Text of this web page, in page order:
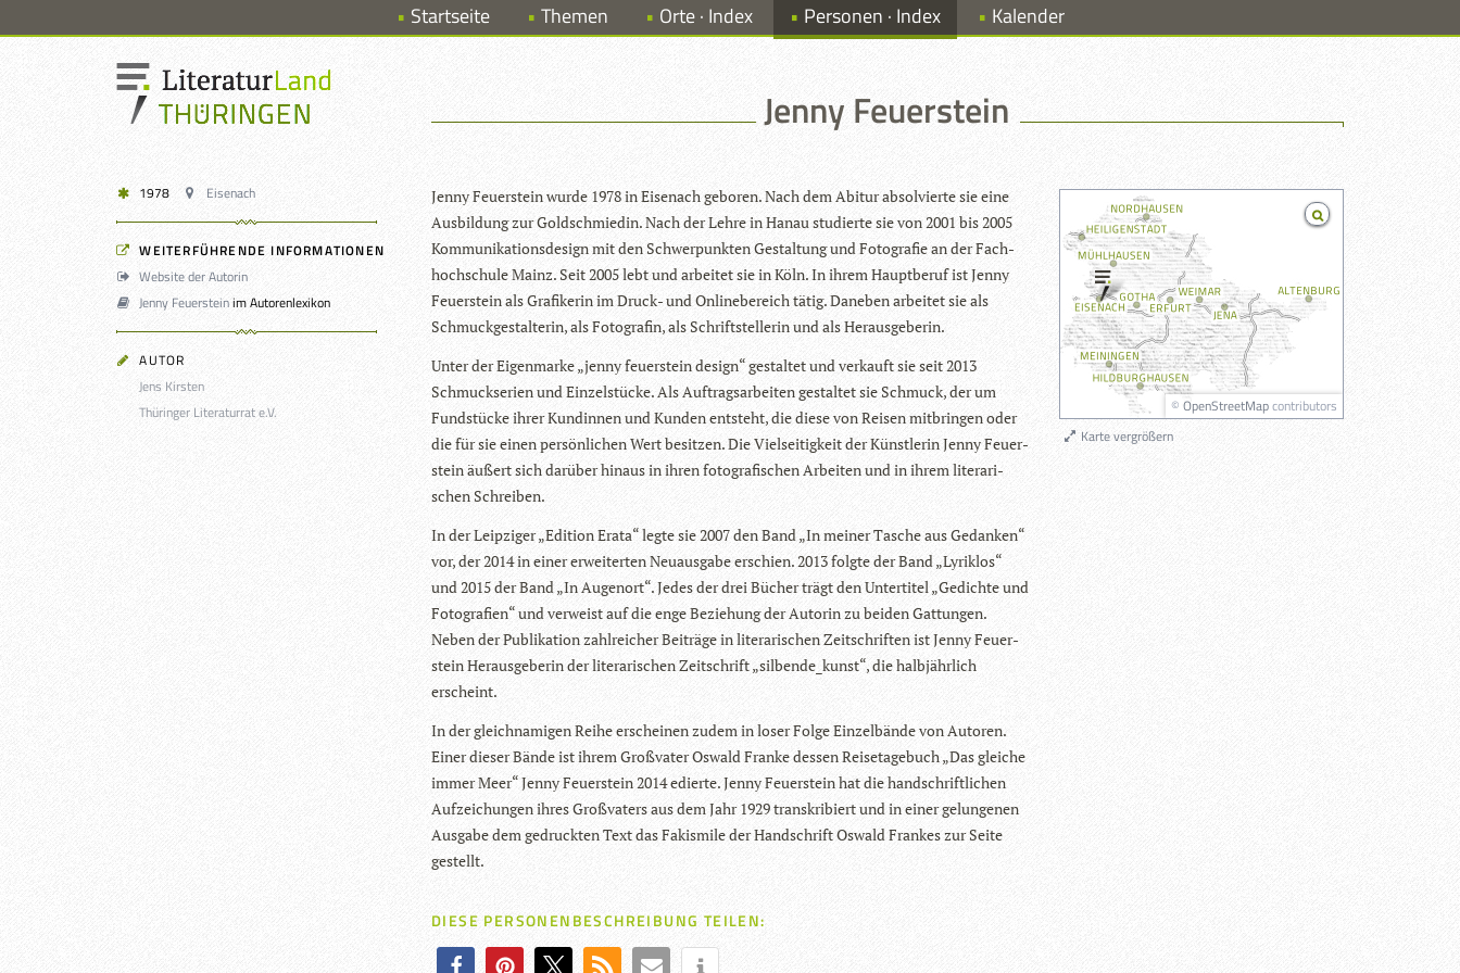
Startseite Themen Orte · Index Personen · Index Kalender
Jenny Feuerstein
1978 Eisenach
WEITERFÜHRENDE INFORMATIONEN
Website der Autorin
Jenny Feuersteinim Autorenlexikon
AUTOR
Jens Kirsten
Thüringer Literaturrat e.V.
Jenny Feu­er­stein wurde 1978 in Eisen­ach gebo­ren. Nach dem Abitur absol­vierte sie eine
Aus­bil­dung zur Gold­schmie­din. Nach der Lehre in Hanau stu­dierte sie von 2001 bis 2005
Kom­mu­ni­ka­ti­ons­de­sign mit den Schwer­punk­ten Gestal­tung und Foto­gra­fie an der Fach­
hoch­schule Mainz. Seit 2005 lebt und arbei­tet sie in Köln. In ihrem Haupt­be­ruf ist Jenny
Feu­er­stein als Gra­fi­ke­rin im Druck- und Online­be­reich tätig. Dane­ben arbei­tet sie als
Schmuck­ge­stal­te­rin, als Foto­gra­fin, als Schrift­stel­le­rin und als Herausgeberin.
Unter der Eigen­marke „jenny feu­er­stein design“ gestal­tet und ver­kauft sie seit 2013
Schmuck­se­rien und Ein­zel­stü­cke. Als Auf­trags­ar­bei­ten gestal­tet sie Schmuck, der um
Fund­stü­cke ihrer Kun­din­nen und Kun­den ent­steht, die diese von Rei­sen mit­brin­gen oder
die für sie einen per­sön­li­chen Wert besit­zen. Die Viel­sei­tig­keit der Künst­le­rin Jenny Feu­er­
stein äußert sich dar­über hin­aus in ihren foto­gra­fi­schen Arbei­ten und in ihrem lite­ra­ri­
schen Schreiben.
In der Leip­zi­ger „Edi­tion Erata“ legte sie 2007 den Band „In mei­ner Tasche aus Gedan­ken“
vor, der 2014 in einer erwei­ter­ten Neu­aus­gabe erschien. 2013 folgte der Band „Lyrik­los“
und 2015 der Band „In Augen­ort“. Jedes der drei Bücher trägt den Unter­ti­tel „Gedichte und
Foto­gra­fien“ und ver­weist auf die enge Bezie­hung der Autorin zu bei­den Gat­tun­gen.
Neben der Publi­ka­tion zahl­rei­cher Bei­träge in lite­ra­ri­schen Zeit­schrif­ten ist Jenny Feu­er­
stein Her­aus­ge­be­rin der lite­ra­ri­schen Zeit­schrift „silbende_kunst“, die halb­jähr­lich
erscheint.
In der gleich­na­mi­gen Reihe erschei­nen zudem in loser Folge Ein­zel­bände von Autoren.
Einer die­ser Bände ist ihrem Groß­va­ter Oswald Franke des­sen Rei­se­ta­ge­buch „Das glei­che
immer Meer“ Jenny Feu­er­stein 2014 edierte. Jenny Feu­er­stein hat die hand­schrift­li­chen
Auf­zei­chun­gen ihres Groß­va­ters aus dem Jahr 1929 tran­skri­biert und in einer gelun­ge­nen
Aus­gabe dem gedruck­ten Text das Fakis­mile der Hand­schrift Oswald Fran­kes zur Seite
gestellt.
DIESE PERSONENBESCHREIBUNG TEILEN:
© OpenStreetMapcontributors
Karte vergrößern